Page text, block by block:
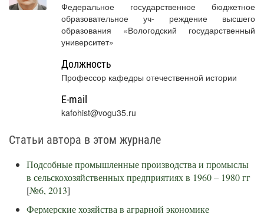
Федеральное государственное бюджетное
образовательное уч- реждение высшего
образования «Вологодский государственный
университет»
Должность
Профессор кафедры отечественной истории
E-mail
kafohist@vogu35.ru
Статьи автора в этом журнале
Подсобные промышленные производства и промыслы
в сельскохозяйственных предприятиях в 1960 – 1980 гг
[№6, 2013]
Фермерские хозяйства в аграрной экономике